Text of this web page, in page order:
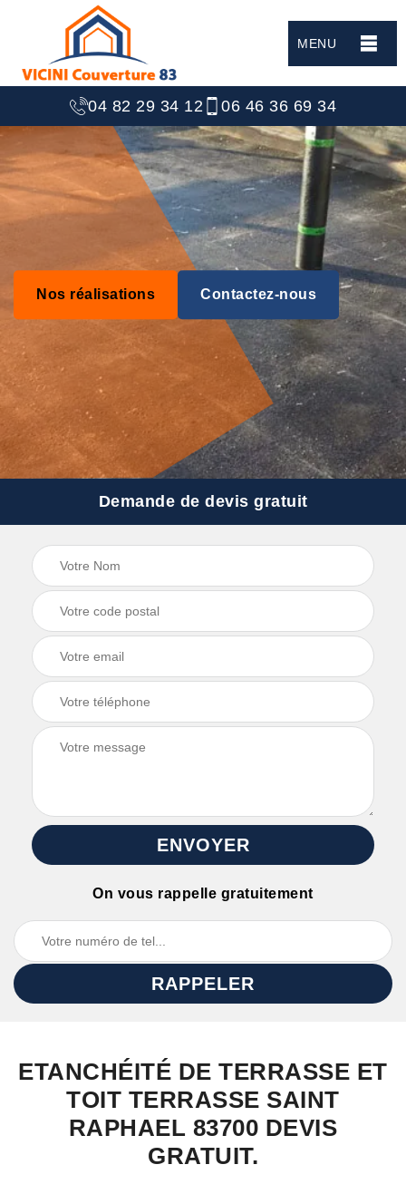
MENU
04 82 29 34 12 06 46 36 69 34
Nos réalisations Contactez-nous
Demande de devis gratuit
On vous rappelle gratuitement
ETANCHÉITÉ DE TERRASSE ET
TOIT TERRASSE SAINT
RAPHAEL 83700 DEVIS
GRATUIT.